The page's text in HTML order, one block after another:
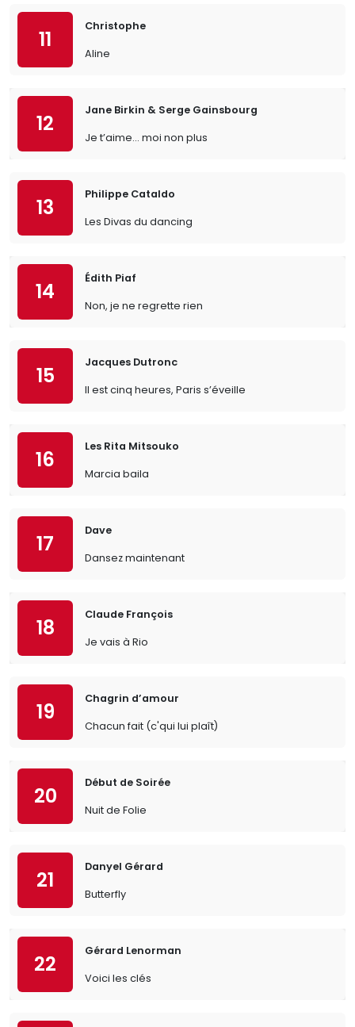
11
Christophe
Aline
12
Jane Birkin & Serge Gainsbourg
Je t’aime… moi non plus
13
Philippe Cataldo
Les Divas du dancing
14
Édith Piaf
Non, je ne regrette rien
15
Jacques Dutronc
Il est cinq heures, Paris s’éveille
16
Les Rita Mitsouko
Marcia baila
17
Dave
Dansez maintenant
18
Claude François
Je vais à Rio
19
Chagrin d’amour
Chacun fait (c'qui lui plaît)
20
Début de Soirée
Nuit de Folie
21
Danyel Gérard
Butterfly
22
Gérard Lenorman
Voici les clés